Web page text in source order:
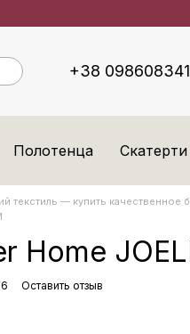
+38
Полотенца Скатерти
текстиль — купить качественное
Home
Оставить отзыв